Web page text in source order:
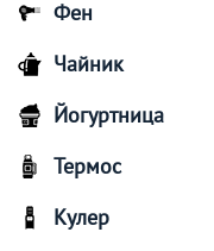
Фен
Чайник
Йогуртница
Термос
Кулер